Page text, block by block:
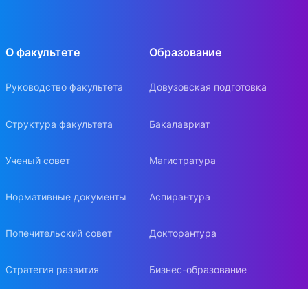
О факультете
Руководство факультета
Структура факультета
Ученый совет
Нормативные документы
Попечительский совет
Стратегия развития
Образование
Довузовская подготовка
Бакалавриат
Магистратура
Аспирантура
Докторантура
Бизнес-образование